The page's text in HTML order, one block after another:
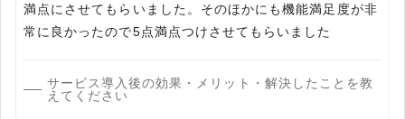
満点にさせてもらいました。そのほかにも機能満足度が非
常に良かったので5点満点つけさせてもらいました
サービス導入後の効果・メリット・解決したことを教
えてください